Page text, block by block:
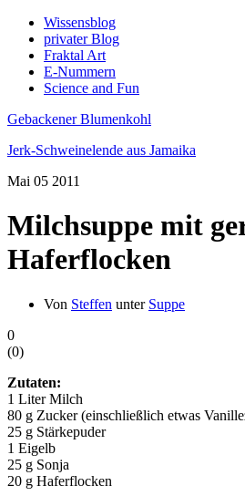
Wissensblog
privater Blog
Fraktal Art
E-Nummern
Science and Fun
Gebackener Blumenkohl
Jerk-Schweinelende aus Jamaika
Mai 05 2011
Milchsuppe mit
Haferflocken
Von Steffen unter Suppe
0
(0)
Zutaten:
1 Liter Milch
80 g Zucker (einschließlich etwas
25 g Stärkepuder
1 Eigelb
25 g Sonja
20 g Haferflocken